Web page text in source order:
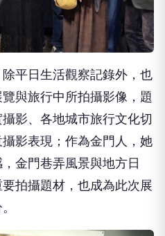
平日生活觀察記錄外，也
與旅行中所拍攝影像，題
影、各地城市旅行文化切
影表現；作為金門人，她
金門巷弄風景與地方日
拍攝題材，也成為此次展